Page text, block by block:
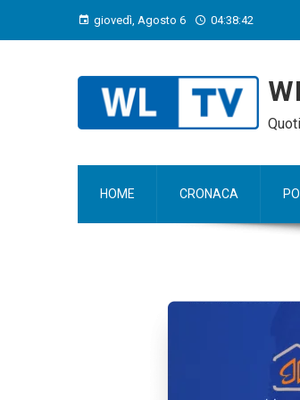
giovedì, Agosto 6 04:38:43
HOME CRONACA